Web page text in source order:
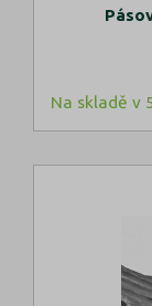
Na skladě v